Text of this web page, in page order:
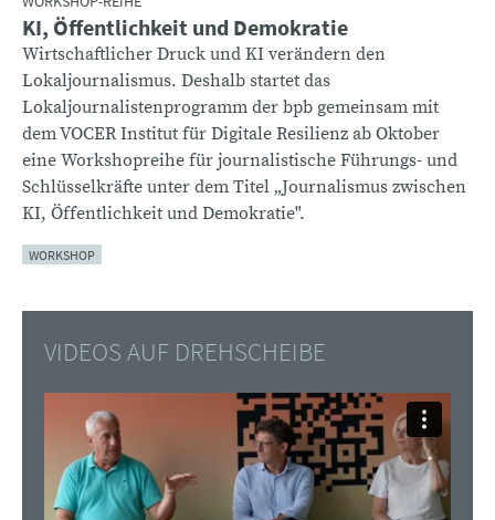
:KI, Öffentlichkeit und Demokratie
Wirtschaftlicher Druck und KI verändern den
Lokaljournalismus. Deshalb startet das
Lokaljournalistenprogramm der bpb gemeinsam mit
dem VOCER Institut für Digitale Resilienz ab Oktober
eine Workshopreihe für journalistische Führungs- und
Schlüsselkräfte unter dem Titel „Journalismus zwischen
KI, Öffentlichkeit und Demokratie".
WORKSHOP
VIDEOS AUF DREHSCHEIBE